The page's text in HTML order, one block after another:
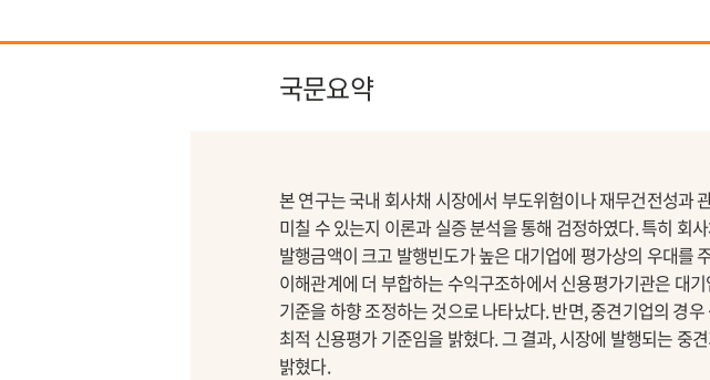
국문요약
본 연구는 국내 회사채 시장에서 부도위험이나 재무건전성과
미칠 수 있는지 이론과 실증 분석을 통해 검정하였다. 특히 회
발행금액이 크고 발행빈도가 높은 대기업에 평가상의 우대를
이해관계에 더 부합하는 수익구조하에서 신용평가기관은 대
기준을 하향 조정하는 것으로 나타났다. 반면, 중견기업의 경
최적 신용평가 기준임을 밝혔다. 그 결과, 시장에 발행되는 중
밝혔다.